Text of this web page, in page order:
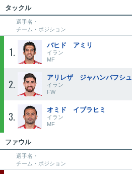
タックル
選手名・
チーム・ポジション
1
バヒド アミリ
イラン
MF
2
アリレザ ジャハンバフシュ
イラン
FW
3
オミド イブラヒミ
イラン
MF
ファウル
選手名・
チーム・ポジション